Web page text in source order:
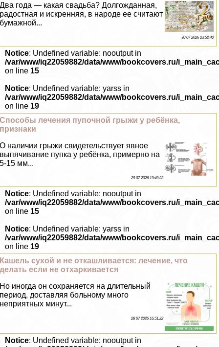
Два года — какая свадьба? Долгожданная,
радостная и искренняя, в народе ее считают
бумажной...
30 07 2026 23:52:40
Notice: Undefined variable: nooutput in
/var/www/iq22059882/data/www/bookcovers.ru/
on line 15
Notice: Undefined variable: yarss in
/var/www/iq22059882/data/www/bookcovers.ru/
on line 19
Способы лечения пупочной грыжи у ребёнка,
признаки
О наличии грыжи свидетельствует явное
выпячивание пупка у ребёнка, примерно на
5-15 мм...
29 07 2026 19:49:23
Notice: Undefined variable: nooutput in
/var/www/iq22059882/data/www/bookcovers.ru/
on line 15
Notice: Undefined variable: yarss in
/var/www/iq22059882/data/www/bookcovers.ru/
on line 19
Кашель сухой и не откашливается: лечение, что
делать если не отхаркивается
Но иногда он сохраняется на длительный
период, доставляя больному много
неприятных минут...
28 07 2026 16:51:22
Notice: Undefined variable: nooutput in